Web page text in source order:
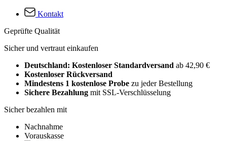
Kontakt
Geprüfte Qualität
Sicher und vertraut einkaufen
Deutschland: Kostenloser Standardversand ab 42,90 €
Kostenloser Rückversand
Mindestens 1 kostenlose Probe zu jeder Bestellung
Sichere Bezahlung mit SSL-Verschlüsselung
Sicher bezahlen mit
Nachnahme
Vorauskasse